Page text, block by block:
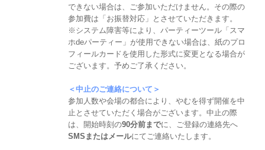
できない場合は、ご参加いただけません。その際の
参加費は「お振替対応」とさせていただきます。
※システム障害等により、パーティーツール「スマ
ホdeパーティー」が使用できない場合は、紙のプロ
フィールカードを使用した形式に変更となる場合が
ございます。予めご了承ください。
＜中止のご連絡について＞
参加人数や会場の都合により、やむを得ず開催を中
止とさせていただく場合がございます。中止の際
は、開始時刻の90分前までに、ご登録の連絡先へ
SMSまたはメールにてご連絡いたします。